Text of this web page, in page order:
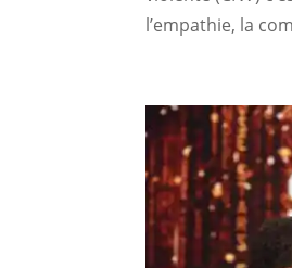
l’empathie, la